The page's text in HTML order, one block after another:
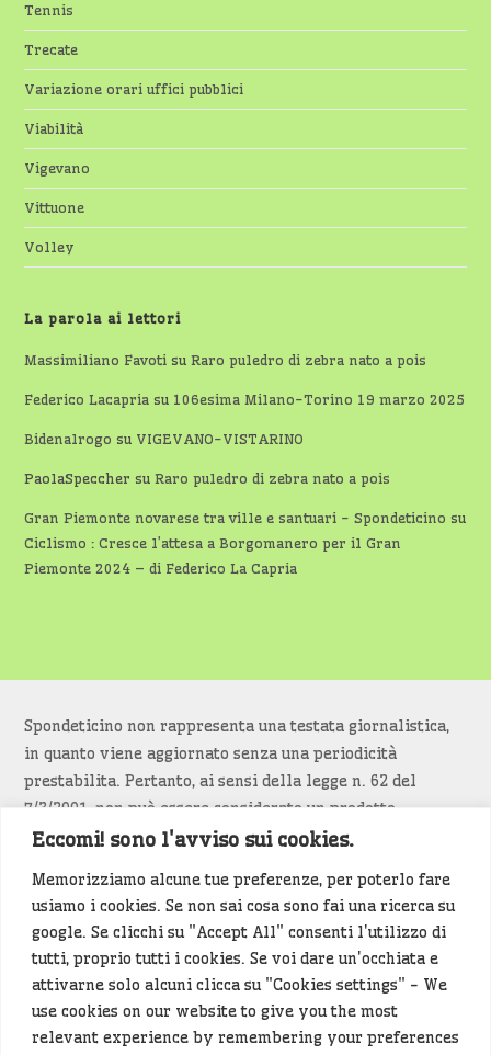
Eccomi! sono l'avviso sui cookies.
Memorizziamo alcune tue preferenze, per poterlo fare
usiamo i cookies. Se non sai cosa sono fai una ricerca su
google. Se clicchi su "Accept All" consenti l'utilizzo di
tutti, proprio tutti i cookies. Se voi dare un'occhiata e
attivarne solo alcuni clicca su "Cookies settings" - We
use cookies on our website to give you the most
relevant experience by remembering your preferences
Tennis
Trecate
Variazione orari uffici pubblici
Viabilità
Vigevano
Vittuone
Volley
La parola ai lettori
Massimiliano Favoti suRaro puledro di zebra nato a pois
Federico Lacapria su 106esima Milano-Torino 19 marzo 2025
Bidenalrogo su VIGEVANO-VISTARINO
PaolaSpeccher suRaro puledro di zebra nato a pois
Gran Piemonte novarese tra ville e santuari - Spondeticino su
Ciclismo : Cresce l’attesa a Borgomanero per il Gran
Piemonte 2024 – di Federico La Capria
Spondeticino non rappresenta una testata giornalistica,
in quanto viene aggiornato senza una periodicità
prestabilita. Pertanto, ai sensi della legge n. 62 del
7/3/2001, non può essere considerato un prodotto
editoriale.
Siamo attenti a non violare copyright e diritti
d’immagine. Se un contenuto è di tua proprietà e vuoi
richiederne la rimozionediccelo(<- clicca per inviarci un
messaggio).
Alcuni articoli sono generati in bozza rielaborando, con
l'intelligenza artificiale generativa, contenuti